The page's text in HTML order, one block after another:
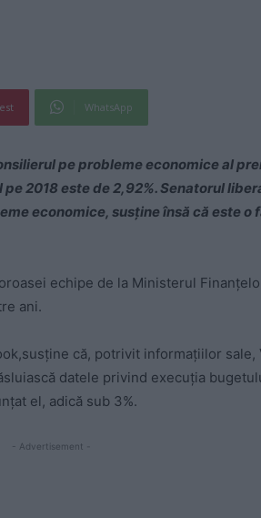
WhatsApp
pe probleme economice al
2018 este de 2,92%. Senatorul
economice, susține însă că este o
echipe de la Ministerul
ani.
că, potrivit informațiilor sale,
datele privind execuția
el, adică sub 3%.
- Advertisement -